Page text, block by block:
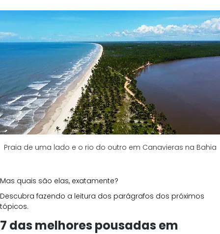
Praia de uma lado e o rio do outro em Canavieras na Bahia
Mas quais são elas, exatamente?
Descubra fazendo a leitura dos parágrafos dos próximos
tópicos.
7 das melhores pousadas em